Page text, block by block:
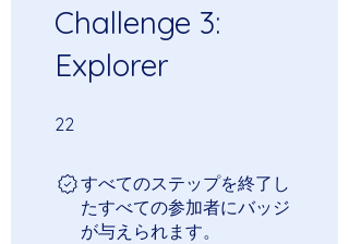
Challenge 3:
Explorer
22
すべてのステップを終了し
たすべての参加者にバッジ
が与えられます。